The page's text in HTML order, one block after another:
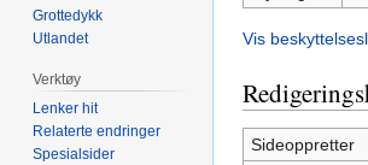
Vis
Sideoppretter
Grottedykk
Utlandet
Verktøy
Lenker hit
Relaterte endringer
Spesialsider